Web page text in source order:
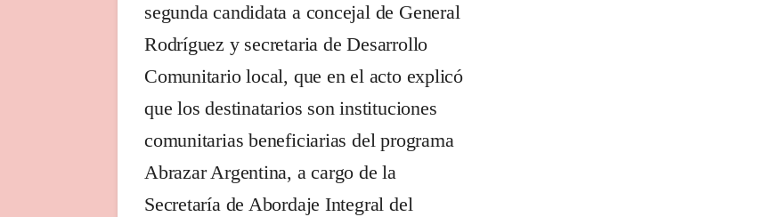
segunda candidata a concejal de General
Rodríguez y secretaria de Desarrollo
Comunitario local, que en el acto explicó
que los destinatarios son instituciones
comunitarias beneficiarias del programa
Abrazar Argentina, a cargo de la
Secretaría de Abordaje Integral del